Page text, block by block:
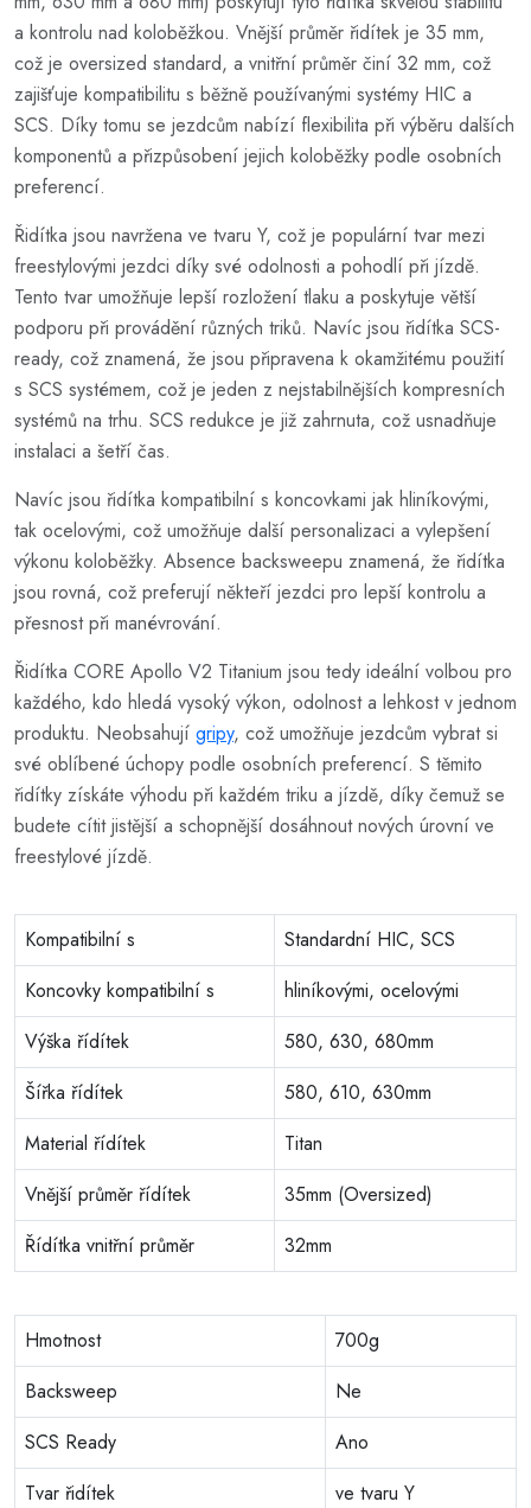
a kontrolu nad koloběžkou. Vnější průměr řidítek je 35 mm,
což je oversized standard, a vnitřní průměr činí 32 mm, což
zajišťuje kompatibilitu s běžně používanými systémy HIC a
SCS. Díky tomu se jezdcům nabízí flexibilita při výběru dalších
komponentů a přizpůsobení jejich koloběžky podle osobních
preferencí.
Řidítka jsou navržena ve tvaru Y, což je populární tvar mezi
freestylovými jezdci díky své odolnosti a pohodlí při jízdě.
Tento tvar umožňuje lepší rozložení tlaku a poskytuje větší
podporu při provádění různých triků. Navíc jsou řidítka SCS-
ready, což znamená, že jsou připravena k okamžitému použití
s SCS systémem, což je jeden z nejstabilnějších kompresních
systémů na trhu. SCS redukce je již zahrnuta, což usnadňuje
instalaci a šetří čas.
Navíc jsou řidítka kompatibilní s koncovkami jak hliníkovými,
tak ocelovými, což umožňuje další personalizaci a vylepšení
výkonu koloběžky. Absence backsweepu znamená, že řidítka
jsou rovná, což preferují někteří jezdci pro lepší kontrolu a
přesnost při manévrování.
Řidítka CORE Apollo V2 Titanium jsou tedy ideální volbou pro
každého, kdo hledá vysoký výkon, odolnost a lehkost v jednom
produktu. Neobsahují gripy, což umožňuje jezdcům vybrat si
své oblíbené úchopy podle osobních preferencí. S těmito
řidítky získáte výhodu při každém triku a jízdě, díky čemuž se
budete cítit jistější a schopnější dosáhnout nových úrovní ve
freestylové jízdě.
Kompatibilní s
Standardní HIC, SCS
Koncovky kompatibilní s
hliníkovými, ocelovými
Výška řídítek
580, 630, 680mm
Šířka řídítek
580, 610, 630mm
Material řídítek
Titan
Vnější průměr řídítek
35mm (Oversized)
Řídítka vnitřní průměr
32mm
Hmotnost
700g
Backsweep
Ne
SCS Ready
Ano
Tvar řidítek
ve tvaru Y